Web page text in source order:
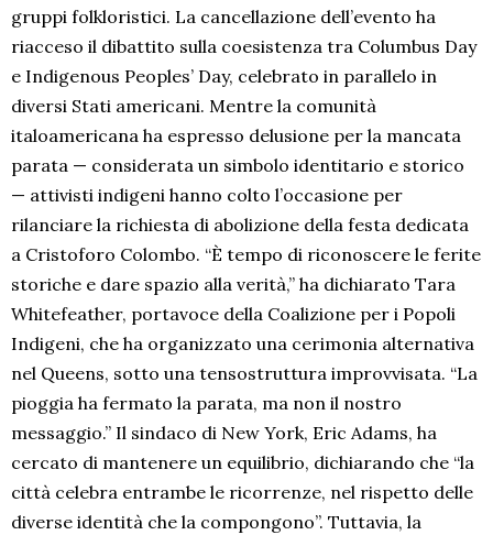
gruppi folkloristici. La cancellazione dell’evento ha
riacceso il dibattito sulla coesistenza tra Columbus Day
e Indigenous Peoples’ Day, celebrato in parallelo in
diversi Stati americani. Mentre la comunità
italoamericana ha espresso delusione per la mancata
parata — considerata un simbolo identitario e storico
— attivisti indigeni hanno colto l’occasione per
rilanciare la richiesta di abolizione della festa dedicata
a Cristoforo Colombo. “È tempo di riconoscere le ferite
storiche e dare spazio alla verità,” ha dichiarato Tara
Whitefeather, portavoce della Coalizione per i Popoli
Indigeni, che ha organizzato una cerimonia alternativa
nel Queens, sotto una tensostruttura improvvisata. “La
pioggia ha fermato la parata, ma non il nostro
messaggio.” Il sindaco di New York, Eric Adams, ha
cercato di mantenere un equilibrio, dichiarando che “la
città celebra entrambe le ricorrenze, nel rispetto delle
diverse identità che la compongono”. Tuttavia, la